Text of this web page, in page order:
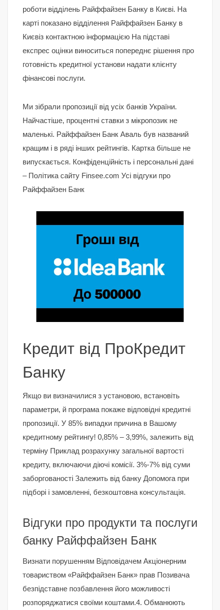
роботи відділень Райффайзен Банку в Києві. На
карті показано відділення Райффайзен Банку в
Києвіз контактною інформацією На підставі
експрес оцінки виноситься попереднє рішення про
готовність кредитної установи надати клієнту
фінансові послуги.
Ми зібрали пропозиції від усіх банків України.
Найчастіше, процентні ставки з мікропозик не
маленькі. Райффайзен Банк Аваль був названий
кращим і в ряді інших рейтингів. Картка більше не
випускається. Конфіденційність і персональні дані
– Політика сайту Finsee.com Усі відгуки про
Райффайзен Банк
Кредит від ПроКредит
Банку
Якщо ви визначилися з установою, встановіть
параметри, й програма покаже відповідні кредитні
пропозиції. У 85% випадки причина в Вашому
кредитному рейтингу! 0,85% – 3,99%, залежить від
терміну Приклад розрахунку загальної вартості
кредиту, включаючи діючі комісії. 3%-7% від суми
заборгованості Залежить від банку Допомога при
підборі і замовленні, безкоштовна консультація.
Відгуки про продукти та послуги
банку Райффайзен Банк
Визнати порушенням Відповідачем Акціонерним
товариством «Райффайзен Банк» прав Позивача
безпідставне позбавлення його можливості
розпоряджатися своїми коштами.4. Обманюють